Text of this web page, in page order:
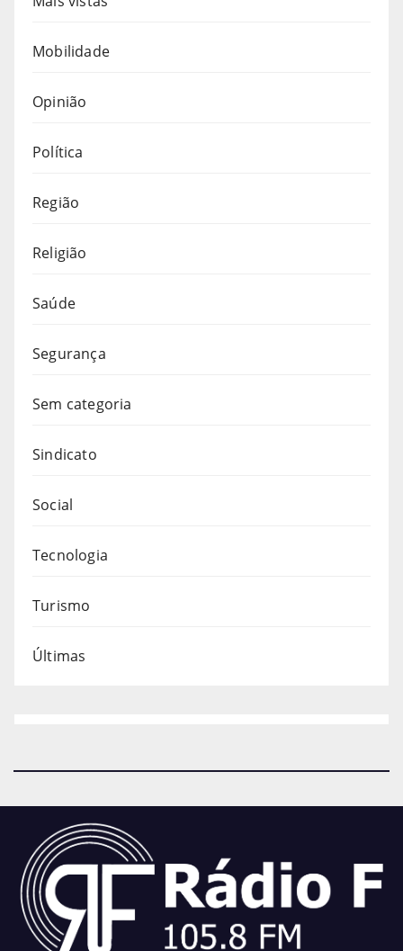
Mobilidade
Opinião
Política
Região
Religião
Saúde
Segurança
Sem categoria
Sindicato
Social
Tecnologia
Turismo
Últimas